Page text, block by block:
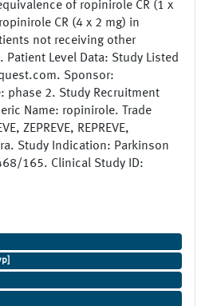
of ropinirole CR (1 x
CR (4 x 2 mg) in
not receiving other
Level Data: Study Listed
Sponsor:
phase 2. Study Recruitment
Name: ropinirole. Trade
ZEPREVE, REPREVE,
Study Indication: Parkinson
165. Clinical Study ID: